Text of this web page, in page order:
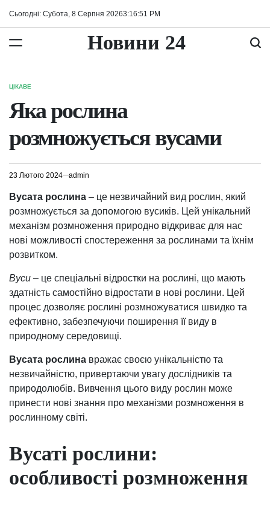
Сьогодні: Субота, 8 Серпня 20263:16:51 PM
Новини 24
ОПУБЛІКУВАТИ
ЦІКАВЕ
Яка рослина
розмножується вусами
23 Лютого 2024 admin
Вусата рослина – це незвичайний вид рослин, який
розмножується за допомогою вусиків. Цей унікальний
механізм розмноження природно відкриває для нас
нові можливості спостереження за рослинами та їхнім
розвитком.
Вуси – це спеціальні відростки на рослині, що мають
здатність самостійно відростати в нові рослини. Цей
процес дозволяє рослині розмножуватися швидко та
ефективно, забезпечуючи поширення її виду в
природному середовищі.
Вусата рослина вражає своєю унікальністю та
незвичайністю, привертаючи увагу дослідників та
природолюбів. Вивчення цього виду рослин може
принести нові знання про механізми розмноження в
рослинному світі.
Вусаті рослини:
особливості розмноження